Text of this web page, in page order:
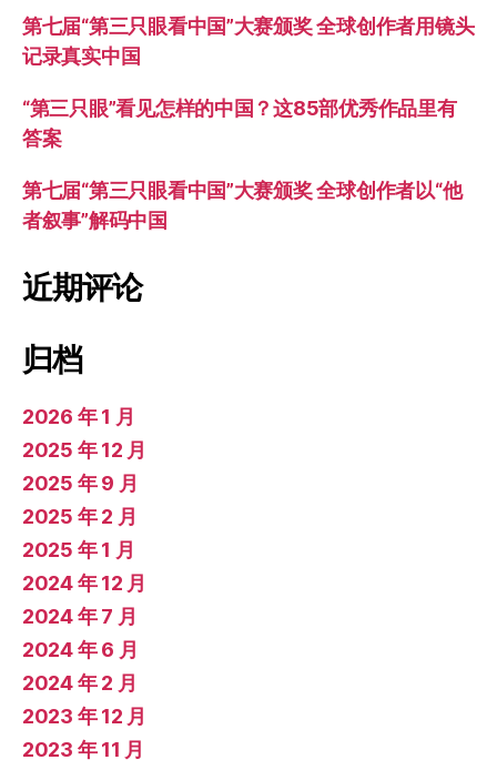
第七届“第三只眼看中国”大赛颁奖 全球创作者用镜头
记录真实中国
“第三只眼”看见怎样的中国？这85部优秀作品里有
答案
第七届“第三只眼看中国”大赛颁奖 全球创作者以“他
者叙事”解码中国
近期评论
归档
2026 年 1 月
2025 年 12 月
2025 年 9 月
2025 年 2 月
2025 年 1 月
2024 年 12 月
2024 年 7 月
2024 年 6 月
2024 年 2 月
2023 年 12 月
2023 年 11 月